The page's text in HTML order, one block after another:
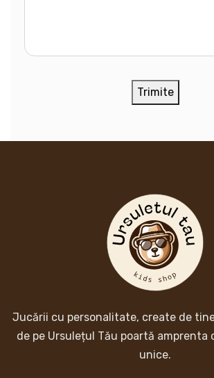
Trimite
Jucării cu personalitate, create de
de pe Ursulețul Tău poartă
unice.